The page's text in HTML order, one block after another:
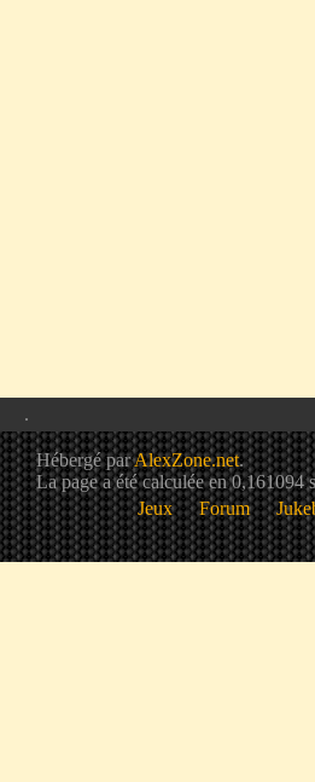
.
Hébergé parAlexZone.net.
La page a été calculée en 0,161094
Jeux
Forum